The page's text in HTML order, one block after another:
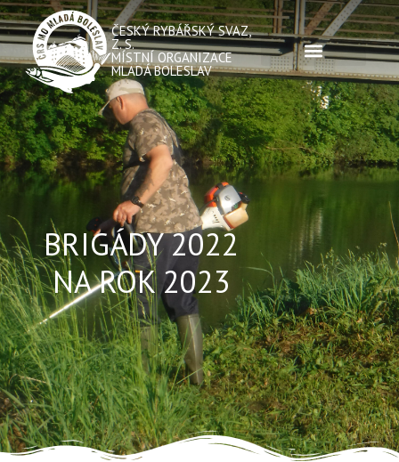
ČESKÝ RYBÁŘSKÝ SVAZ,
Z. S.
MÍSTNÍ ORGANIZACE
MLADÁ BOLESLAV
BRIGÁDY 2022
NA ROK 2023